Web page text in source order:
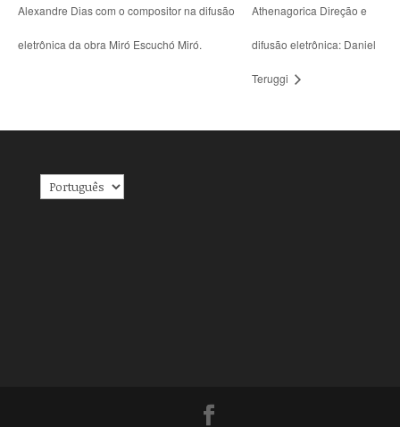
Alexandre Dias com o compositor na difusão
eletrônica da obra Miró Escuchó Miró.
Athenagorica Direção e
difusão eletrônica: Daniel
Teruggi
Escolha